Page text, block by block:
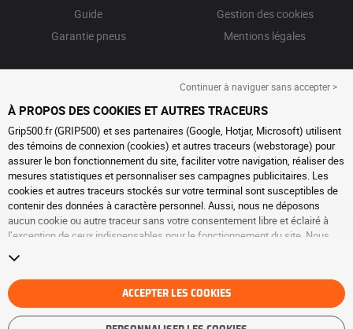
Guide
Garantie pneus
Gestion des cookies
Mentions légales
Continuer à naviguer sans accepter >
À PROPOS DES COOKIES ET AUTRES TRACEURS
Grip500.fr (GRIP500) et ses partenaires (Google, Hotjar, Microsoft) utilisent
des témoins de connexion (cookies) et autres traceurs (webstorage) pour
assurer le bon fonctionnement du site, faciliter votre navigation, réaliser des
mesures statistiques et personnaliser ses campagnes publicitaires. Les
cookies et autres traceurs stockés sur votre terminal sont susceptibles de
contenir des données à caractère personnel. Aussi, nous ne déposons
aucun cookie ou autre traceur sans votre consentement libre et éclairé à
l’exception de ceux indispensables pour le fonctionnement du site. Nous
consentement à tout moment en vous rendant sur la
traceurs. Vous pouvez choisir de continuer à naviguer sans accepter le
dépôt de cookies ou autres traceurs. Le refus ne fait pas obstacle à l’accès
aux services GRIP500. Pour plus d’informations, nous vous invitons à
consulter
la page cookies et autres traceurs
ACCEPTER LES COOKIES